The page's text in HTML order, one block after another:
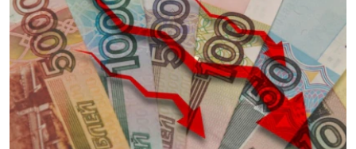
ВСЕ ЗА ДЕНЬ
СПЕЦПРОЕКТИ
ДЕПОРТАЦІЯ
ВІДЕОУРОКИ «ELIFBE»
СВІДЧЕННЯ ОКУПАЦІЇ
ЯК ОБІЙТИ БЛОКУВАННЯ
Русский
Qırımtatar